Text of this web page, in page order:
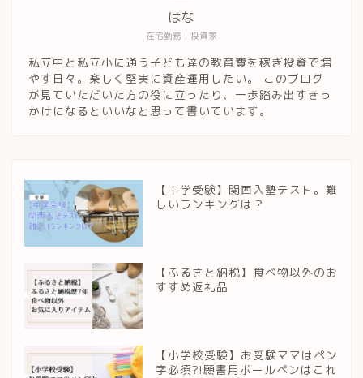
在宅勤務｜投資家
はな
私立中と私立小に通う子ども達の教育費を稼ぎ投資で増
やす日々。楽しく堅実に資産運用したい。 このブログ
が見ていただいた方の役に立ったり、一歩踏み出すきっ
かけになるといいなと思って書いています。
【中学受験】関西入塾テスト。難
しいランキングは？
【ふるさと納税】食べ物以外のお
すすめ返礼品
【小学校受験】お受験ママはペン
字必須?!願書用ボールペンはこれ